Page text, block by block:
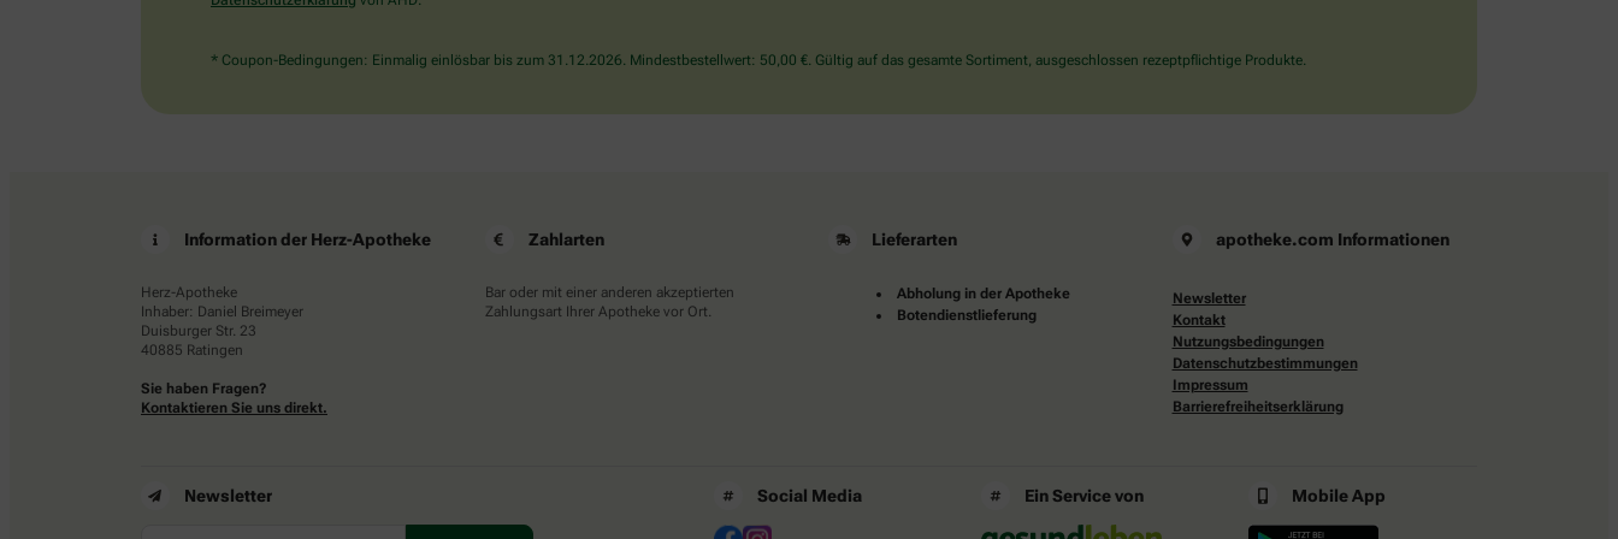
Flugzeug.
* Coupon-Bedingungen: Einmalig einlösbar bis zum 31.12.2026. Mindestbestellwert: 50,00 €. Gültig auf das gesamte Sortiment, ausgeschlossen rezeptpflichtige Produkte.
Information der Herz-Apotheke
Herz-Apotheke
Inhaber: Daniel Breimeyer
Duisburger Str. 23
40885 Ratingen
Sie haben Fragen?
Kontaktieren Sie uns direkt.
Zahlarten
Bar oder mit einer anderen akzeptierten
Zahlungsart Ihrer Apotheke vor Ort.
Lieferarten
Abholung in der Apotheke
Botendienstlieferung
apotheke.com Informationen
Newsletter
Kontakt
Nutzungsbedingungen
Datenschutzbestimmungen
Impressum
Barrierefreiheitserklärung
Newsletter Social Media Ein Service von Mobile App